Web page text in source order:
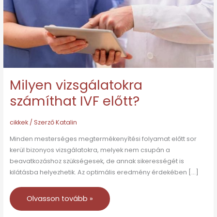
Milyen vizsgálatokra
számíthat IVF előtt?
cikkek/ SzerzőKatalin
Minden mesterséges megtermékenyítési folyamat előtt sor
kerül bizonyos vizsgálatokra, melyek nem csupán a
beavatkozáshoz szükségesek, de annak sikerességét is
kilátásba helyezhetik. Az optimális eredmény érdekében […]
Olvasson tovább »